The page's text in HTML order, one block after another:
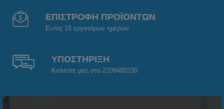
ΕΠΙΣΤΡΟΦΗ ΠΡΟΪΟΝΤΩΝ
Εντός 15 εργασίμων ημερών
ΥΠΟΣΤΗΡΙΞΗ
Καλέστε μας στο 2109480230